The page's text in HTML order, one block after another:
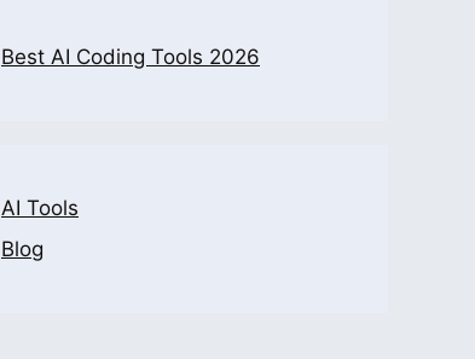
Best AI Coding Tools 2026
AI Tools
Blog